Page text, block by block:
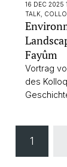
16 DEC 2025
TALK,
Fayûm
Vortrag
des
1